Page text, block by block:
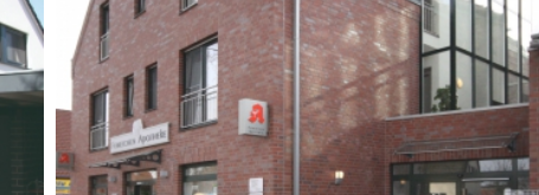
GESCHÄFTSHAUS MIT
ARZTPRAXEN UND
APOTHEKE
RAESFELD-ERLE